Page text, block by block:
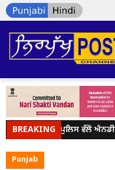
BREAKING
ਜਲੰਧਰ ਪੁਲਿਸ ਵੱਲੋਂ
Punjab